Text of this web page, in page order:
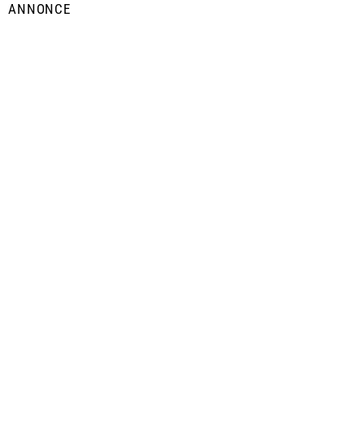
ANNONCE